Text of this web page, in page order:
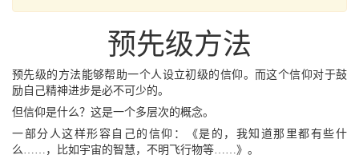
预先级方法
预先级的方法能够帮助一个人设立初级的信仰。而这个信仰对于鼓
励自己精神进步是必不可少的。
但信仰是什么？这是一个多层次的概念。
一部分人这样形容自己的信仰：《是的，我知道那里都有些什
么……，比如宇宙的智慧，不明飞行物等……》。